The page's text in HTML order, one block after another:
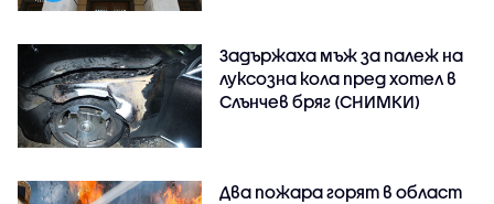
Задържаха мъж за палеж на
луксозна кола пред хотел в
Слънчев бряг (СНИМКИ)
Два пожара горят в област